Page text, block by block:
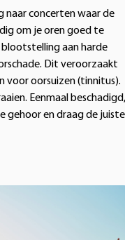
naar concerten waar de
om je oren goed te
aan harde
Dit veroorzaakt
voor oorsuizen (tinnitus).
Eenmaal beschadigd,
gehoor en draag de juiste